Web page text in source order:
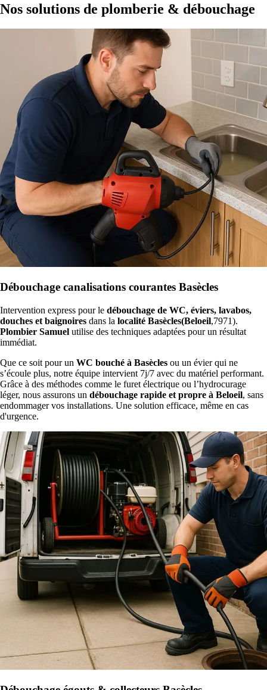
Nos solutions de plomberie & débouchage
Débouchage canalisations courantes Basècles
Intervention express pour le débouchage de WC, éviers, lavabos,
douches et baignoires dans la localité Basècles(Beloeil,7971).
Plombier Samuel utilise des techniques adaptées pour un résultat
immédiat.
Que ce soit pour un WC bouché à Basècles ou un évier qui ne
s’écoule plus, notre équipe intervient 7j/7 avec du matériel performant.
Grâce à des méthodes comme le furet électrique ou l’hydrocurage
léger, nous assurons un débouchage rapide et propre à Beloeil, sans
endommager vos installations. Une solution efficace, même en cas
d'urgence.